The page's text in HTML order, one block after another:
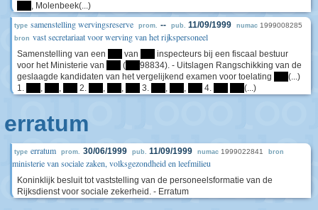
, Molenbeek(...)
type samenstelling wervingsreserve prom. -- pub. 11/09/1999 numac 1999008285
bron vast secretariaat voor werving van het rijkspersoneel
Samenstelling van een van
inspecteurs bij een fiscaal bestuur
voor het Ministerie van
(
98834). - Uitslagen Rangschikking van de
geslaagde kandidaten van het vergelijkend examen voor toelating
(...)
1.
, , 2. , , 3. , , 4. (...)
erratum
type erratum prom. 30/06/1999 pub. 11/09/1999 numac 1999022841 bron
ministerie van sociale zaken, volksgezondheid en leefmilieu
Koninklijk besluit tot vaststelling van de personeelsformatie van de
Rijksdienst voor sociale zekerheid. - Erratum